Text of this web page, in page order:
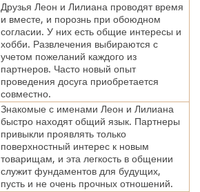
Друзья Леон и Лилиана проводят время
и вместе, и порознь при обоюдном
согласии. У них есть общие интересы и
хобби. Развлечения выбираются с
учетом пожеланий каждого из
партнеров. Часто новый опыт
проведения досуга приобретается
совместно.
Знакомые с именами Леон и Лилиана
быстро находят общий язык. Партнеры
привыкли проявлять только
поверхностный интерес к новым
товарищам, и эта легкость в общении
служит фундаментов для будущих,
пусть и не очень прочных отношений.